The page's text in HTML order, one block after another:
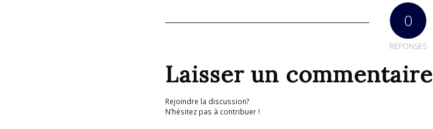
0
RÉPONSES
Laisser un commentaire
Rejoindre la discussion?
N’hésitez pas à contribuer !